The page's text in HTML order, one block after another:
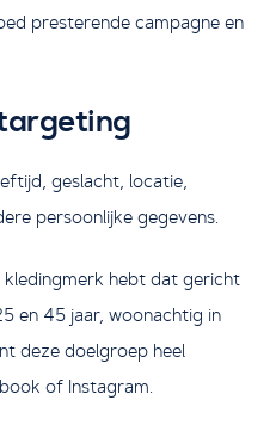
presterende campagne en
geslacht, locatie,
persoonlijke gegevens.
kledingmerk hebt dat gericht
en 45 jaar, woonachtig in
deze doelgroep heel
of Instagram.